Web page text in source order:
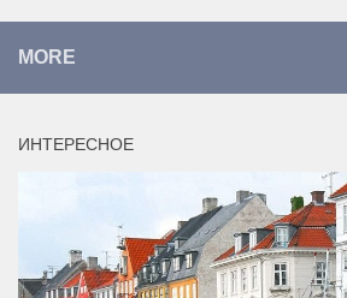
MORE
ИНТЕРЕСНОЕ